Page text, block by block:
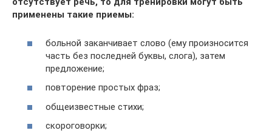
применены такие приемы:
больной заканчивает слово (ему произносится
часть без последней буквы, слога), затем
предложение;
повторение простых фраз;
общеизвестные стихи;
скороговорки;